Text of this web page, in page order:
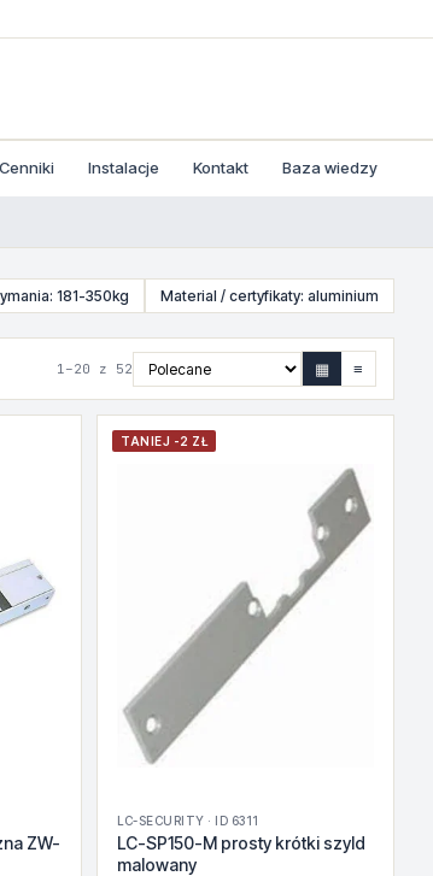
Cenniki Instalacje Kontakt Baza wiedzy
181-350kg Material / certyfikaty: aluminium
1–20 z 52 ▦ ≡
ZW-
TANIEJ -2 ZŁ
LC-SECURITY · ID 6311
LC-SP150-M prosty krótki szyld
malowany